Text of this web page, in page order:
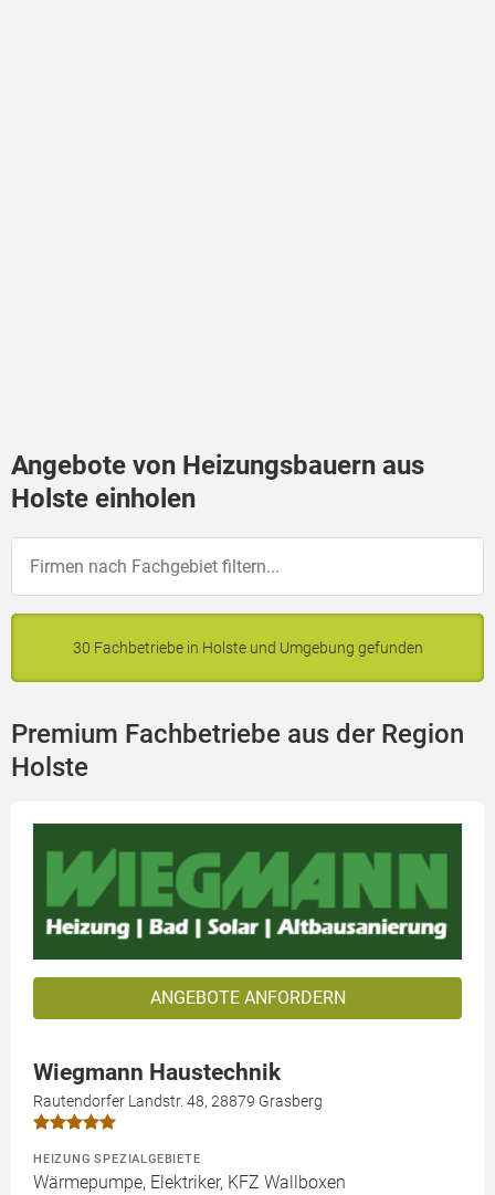
Angebote von Heizungsbauern aus
Holste einholen
30 Fachbetriebe in Holste und Umgebung gefunden
Premium Fachbetriebe aus der Region
Holste
ANGEBOTE ANFORDERN
Wiegmann Haustechnik
Rautendorfer Landstr. 48, 28879 Grasberg
HEIZUNG SPEZIALGEBIETE
Wärmepumpe, Elektriker, KFZ Wallboxen